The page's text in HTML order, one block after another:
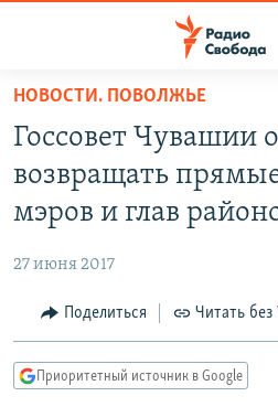
упрощенного
доступа
основному
Вернутся
Вернутся
АВТОРСКИЕ ПРОЕКТЫ
МНЕНИЯ
КУЛЬТУРА
КАВКАЗ.РЕАЛИИ
НОВОСТИ. ПОВОЛЖЬЕ
Госсовет Чувашии
возвращать
мэров и глав
27 июня 2017
Поделиться Читать без
Приоритетный источник в Google